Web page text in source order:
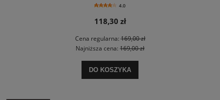
4.0
118,30 zł
Cena regularna:169,00 zł
Najniższa cena: 169,00 zł
DO KOSZYKA